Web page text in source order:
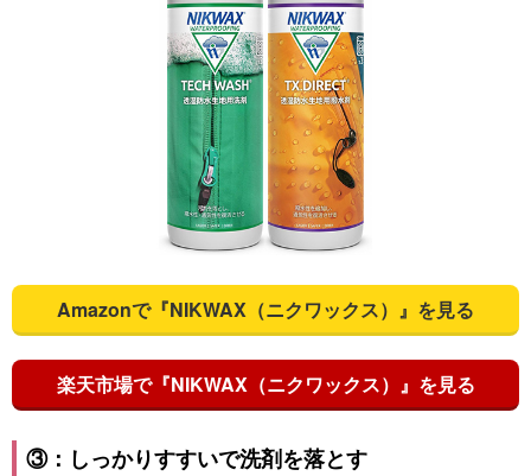
Amazonで『NIKWAX（ニクワックス）』を見る
楽天市場で『NIKWAX（ニクワックス）』を見る
③：しっかりすすいで洗剤を落とす